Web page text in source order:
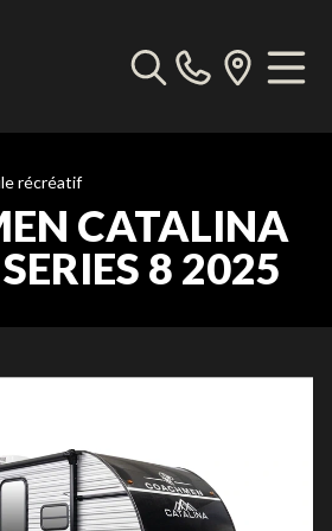
récréatif
CATALINA
8 2025